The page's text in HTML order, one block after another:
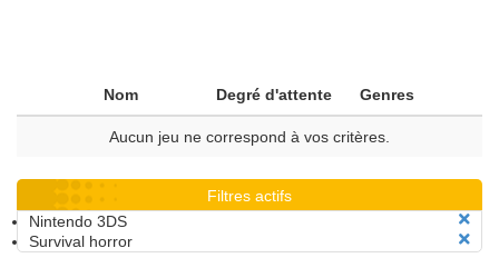
Nom Degré d'attente Genres
Aucun jeu ne correspond à vos critères.
Filtres actifs
Nintendo 3DS
Survival horror